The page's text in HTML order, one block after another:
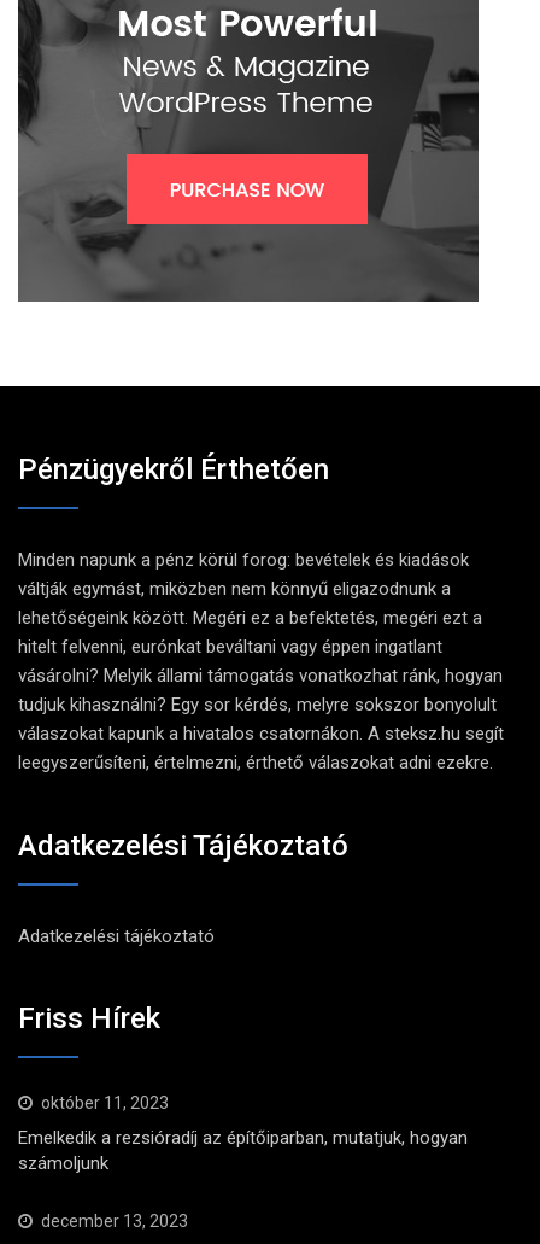
Pénzügyekről Érthetően
Minden napunk a pénz körül forog: bevételek és kiadások
váltják egymást, miközben nem könnyű eligazodnunk a
lehetőségeink között. Megéri ez a befektetés, megéri ezt a
hitelt felvenni, eurónkat beváltani vagy éppen ingatlant
vásárolni? Melyik állami támogatás vonatkozhat ránk, hogyan
tudjuk kihasználni? Egy sor kérdés, melyre sokszor bonyolult
válaszokat kapunk a hivatalos csatornákon. A steksz.hu segít
leegyszerűsíteni, értelmezni, érthető válaszokat adni ezekre.
Adatkezelési Tájékoztató
Adatkezelési tájékoztató
Friss Hírek
október 11, 2023
Emelkedik a rezsióradíj az építőiparban, mutatjuk, hogyan
számoljunk
december 13, 2023